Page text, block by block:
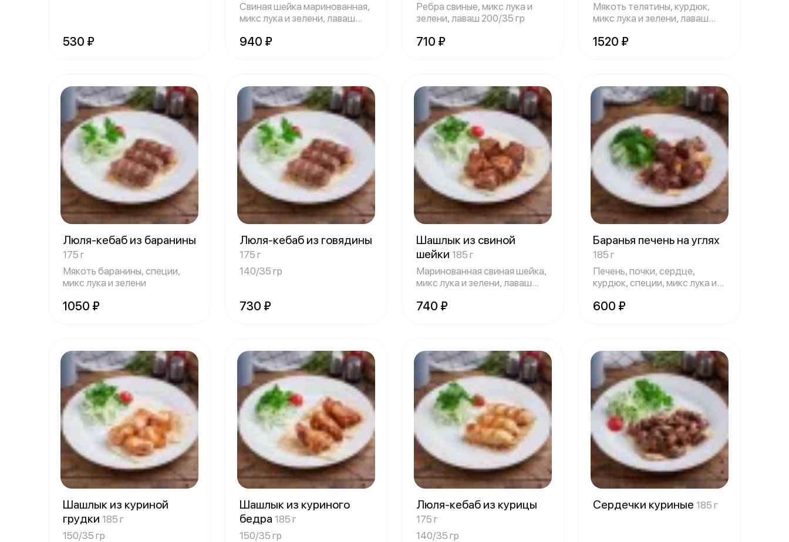
530 ₽
Свиная шейка маринованная,
микс лука и зелени, лаваш
940 ₽
Ребра свиные, микс лука и
зелени, лаваш 200/35 гр
710 ₽
Мякоть телятины, курдюк,
микс лука и зелени, лаваш
1520 ₽
Люля-кебаб из баранины
175 г
Мякоть баранины, специи,
микс лука и зелени
1050 ₽
Люля-кебаб из говядины
175 г
140/35 гр
730 ₽
Шашлык из свиной
шейки 185 г
Маринованная свиная шейка,
микс лука и зелени, лаваш
740 ₽
Баранья печень на углях
185 г
Печень, почки, сердце,
курдюк, специи, микс лука и
600 ₽
Шашлык из куриной
грудки 185 г
150/35 гр
Шашлык из куриного
бедра 185 г
150/35 гр
Люля-кебаб из курицы
175 г
140/35 гр
Сердечки куриные 185 г